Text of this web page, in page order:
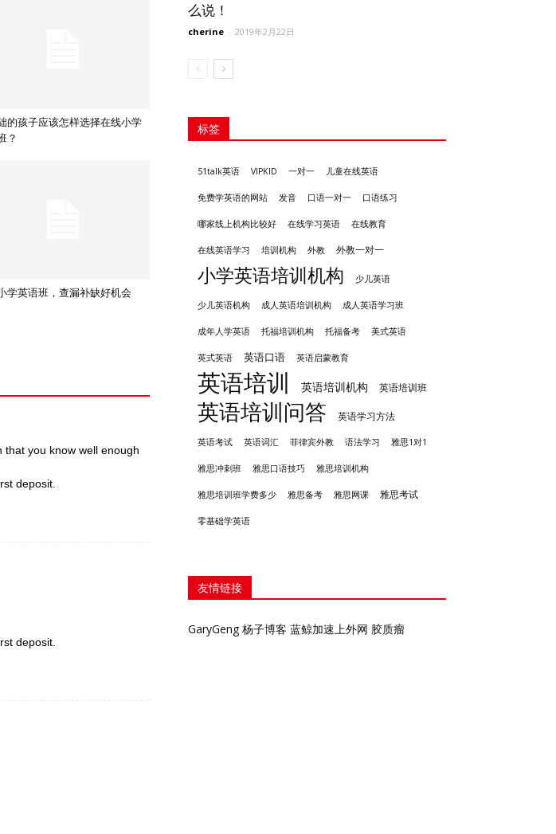
的孩子应该怎样选择在线小学
？
学英语班，查漏补缺好机会
that you know well enough
deposit.
deposit.
么说！
cherine - 2019年2月22日
标签
51talk英语 VIPKID 一对一 儿童在线英语
免费学英语的网站 发音 口语一对一 口语练习
哪家线上机构比较好 在线学习英语 在线教育
在线英语学习 培训机构 外教 外教一对一
小学英语培训机构 少儿英语
少儿英语机构 成人英语培训机构 成人英语学习班
成年人学英语 托福培训机构 托福备考 美式英语
英式英语 英语口语 英语启蒙教育
英语培训 英语培训机构 英语培训班
英语培训问答 英语学习方法
英语考试 英语词汇 菲律宾外教 语法学习 雅思1对1
雅思冲刺班 雅思口语技巧 雅思培训机构
雅思培训班学费多少 雅思备考 雅思网课 雅思考试
零基础学英语
友情链接
GaryGeng 杨子博客 蓝鲸加速上外网 胶质瘤